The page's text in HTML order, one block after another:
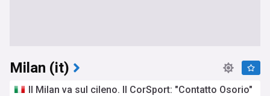
Milan (it)
Il Milan va sul cileno. Il CorSport: "Contatto Osorio"